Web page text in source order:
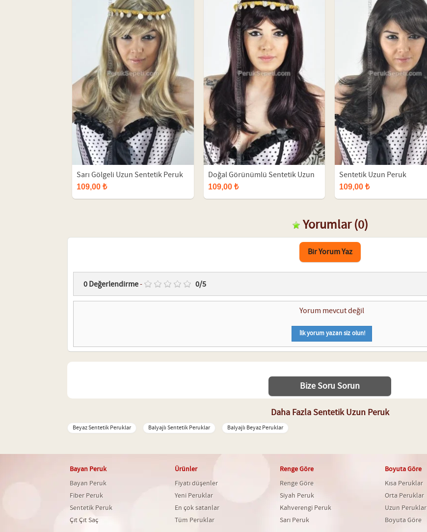
Sarı Gölgeli Uzun Sentetik Peruk
109,00 ₺
Doğal Görünümlü Sentetik Uzun
Peruk
109,00 ₺
Sentetik Uzun Peruk
109,00 ₺
Yorumlar(0)
Bir Yorum Yaz
0Değerlendirme- 0/5
Yorum mevcut değil
İlk yorum yazan siz olun!
Bize Soru Sorun
Daha Fazla Sentetik Uzun Peruk
Beyaz Sentetik Peruklar Balyajlı Sentetik Peruklar Balyajlı Beyaz Peruklar
Bayan Peruk
Bayan Peruk
Fiber Peruk
Sentetik Peruk
Çıt Çıt Saç
Ürünler
Fiyatı düşenler
Yeni Peruklar
En çok satanlar
Tüm Peruklar
Renge Göre
Renge Göre
Siyah Peruk
Kahverengi Peruk
Sarı Peruk
Boyuta Göre
Kısa Peruklar
Orta Peruklar
Uzun Peruklar
Boyuta Göre